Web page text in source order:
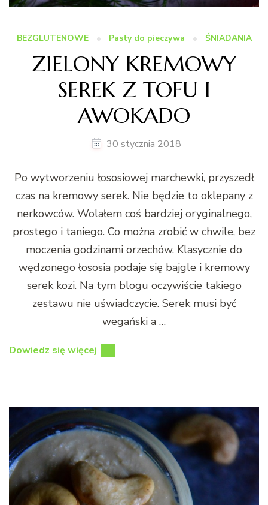
BEZGLUTENOWE Pasty do pieczywa ŚNIADANIA
ZIELONY KREMOWY
SEREK Z TOFU I
AWOKADO
30 stycznia 2018
Po wytworzeniu łososiowej marchewki, przyszedł
czas na kremowy serek. Nie będzie to oklepany z
nerkowców. Wolałem coś bardziej oryginalnego,
prostego i taniego. Co można zrobić w chwile, bez
moczenia godzinami orzechów. Klasycznie do
wędzonego łososia podaje się bajgle i kremowy
serek kozi. Na tym blogu oczywiście takiego
zestawu nie uświadczycie. Serek musi być
wegański a …
Dowiedz się więcej